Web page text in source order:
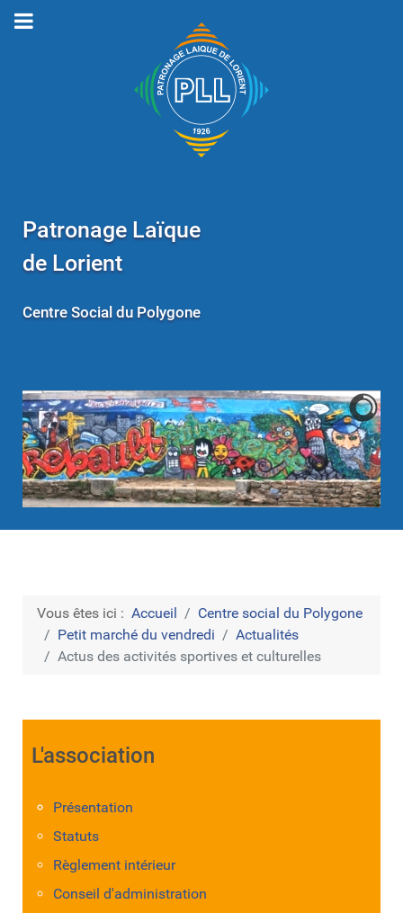
Patronage Laïque
de Lorient
Centre Social du Polygone
Vous êtes ici : Accueil
Centre social du Polygone
Petit marché du vendredi
Actualités
Actus des activités sportives et culturelles
L'association
Présentation
Statuts
Règlement intérieur
Conseil d'administration